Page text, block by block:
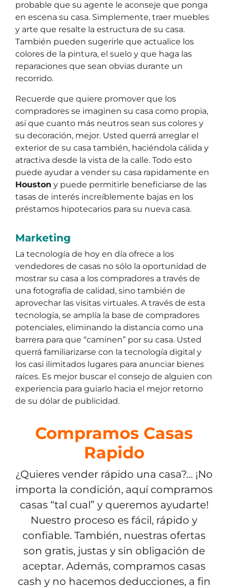
probable que su agente le aconseje que ponga
en escena su casa. Simplemente, traer muebles
y arte que resalte la estructura de su casa.
También pueden sugerirle que actualice los
colores de la pintura, el suelo y que haga las
reparaciones que sean obvias durante un
recorrido.
Recuerde que quiere promover que los
compradores se imaginen su casa como propia,
así que cuanto más neutros sean sus colores y
su decoración, mejor. Usted querrá arreglar el
exterior de su casa también, haciéndola cálida y
atractiva desde la vista de la calle. Todo esto
puede ayudar a vender su casa rapidamente en
Houston y puede permitirle beneficiarse de las
tasas de interés increíblemente bajas en los
préstamos hipotecarios para su nueva casa.
Marketing
La tecnología de hoy en día ofrece a los
vendedores de casas no sólo la oportunidad de
mostrar su casa a los compradores a través de
una fotografía de calidad, sino también de
aprovechar las visitas virtuales. A través de esta
tecnología, se amplía la base de compradores
potenciales, eliminando la distancia como una
barrera para que “caminen” por su casa. Usted
querrá familiarizarse con la tecnología digital y
los casi ilimitados lugares para anunciar bienes
raíces. Es mejor buscar el consejo de alguien con
experiencia para guiarlo hacia el mejor retorno
de su dólar de publicidad.
Compramos Casas
Rapido
¿Quieres vender rápido una casa?… ¡No
importa la condición, aquí compramos
casas “tal cual” y queremos ayudarte!
Nuestro proceso es fácil, rápido y
confiable. También, nuestras ofertas
son gratis, justas y sin obligación de
aceptar. Además, compramos casas
cash y no hacemos deducciones, a fin